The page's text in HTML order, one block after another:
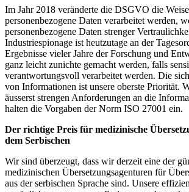
Im Jahr 2018 veränderte die DSGVO die
personenbezogene Daten verarbeitet werden,
personenbezogene Daten strenger
Industriespionage ist heutzutage an der
Ergebnisse vieler Jahre der Forschung und
ganz leicht zunichte gemacht werden, falls
verantwortungsvoll verarbeitet werden. Die
von Informationen ist unsere oberste Priorität.
äusserst strengen Anforderungen an die
halten die Vorgaben der Norm ISO 27001 ein.
Der richtige Preis für medizinische
dem Serbischen
Wir sind überzeugt, dass wir derzeit eine der
medizinischen Übersetzungsagenturen für
aus der serbischen Sprache sind. Unsere